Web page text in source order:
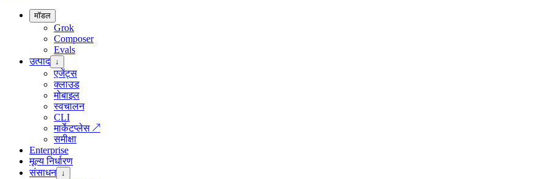
मॉडल
Grok
Composer
Evals
उत्पाद ↓
एजेंट्स
क्लाउड
मोबाइल
स्वचालन
CLI
मार्केटप्लेस ↗
समीक्षा
Enterprise
मूल्य निर्धारण
संसाधन ↓